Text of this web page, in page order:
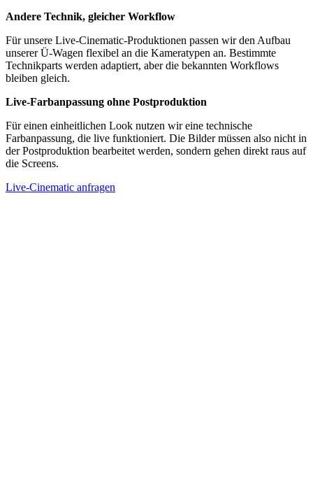
Andere Technik, gleicher Workflow
Für unsere Live-Cinematic-Produktionen passen wir den Aufbau
unserer Ü-Wagen flexibel an die Kameratypen an. Bestimmte
Technikparts werden adaptiert, aber die bekannten Workflows
bleiben gleich.
Live-Farbanpassung ohne Postproduktion
Für einen einheitlichen Look nutzen wir eine technische
Farbanpassung, die live funktioniert. Die Bilder müssen also nicht in
der Postproduktion bearbeitet werden, sondern gehen direkt raus auf
die Screens.
Live-Cinematic anfragen